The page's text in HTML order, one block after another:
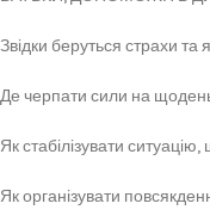
Звідки беруться страхи та
Де черпати сили на щодень
Як стабілізувати
Як організувати